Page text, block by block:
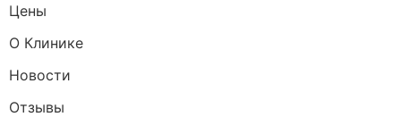
Цены
О Клинике
Новости
Отзывы